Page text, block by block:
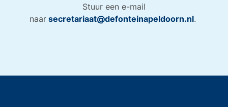
Stuur een e-mail
naar secretariaat@defonteinapeldoorn.nl.